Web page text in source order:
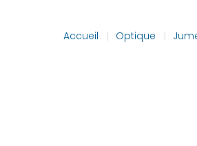
Accueil Optique